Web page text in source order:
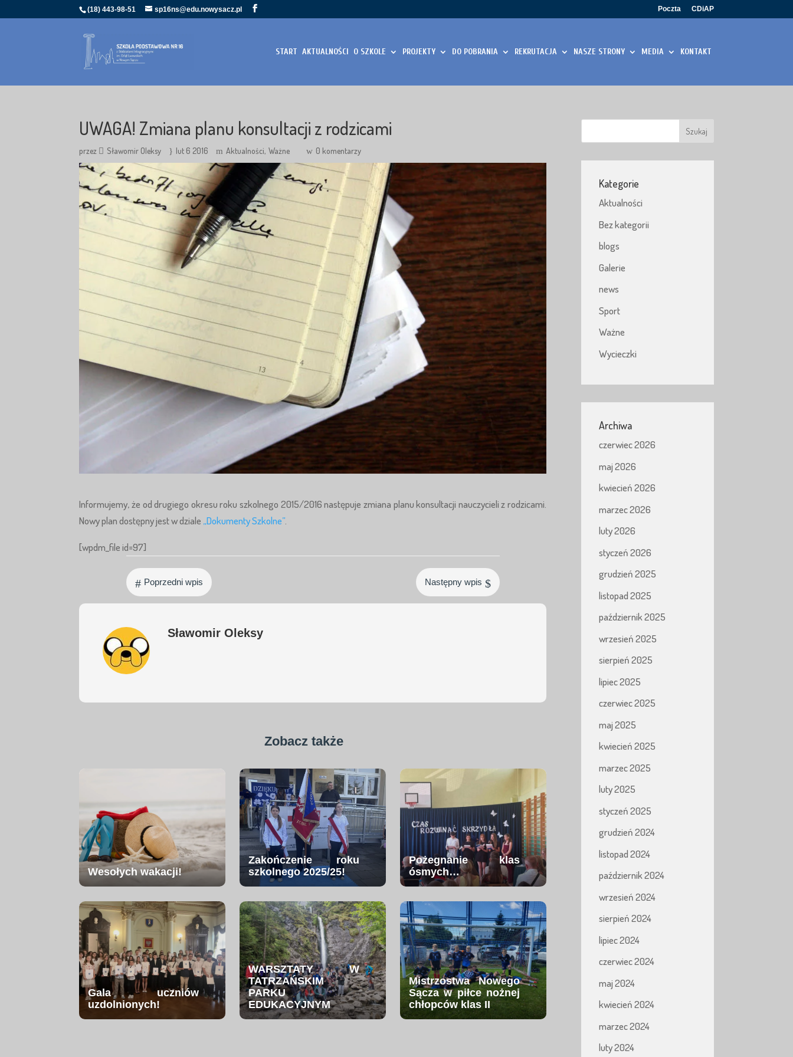
(18) 443-98-51 sp16ns@edu.nowysacz.pl Poczta CDiAP
START AKTUALNOŚCI O SZKOLE PROJEKTY DO POBRANIA REKRUTACJA NASZE STRONY MEDIA KONTAKT
UWAGA! Zmiana planu konsultacji z rodzicami
przez Sławomir Oleksy lut 6 2016 Aktualności Ważne 0 komentarzy
Informujemy, że od drugiego okresu roku szkolnego 2015/2016 następuje zmiana planu konsultacji nauczycieli z rodzicami.
Nowy plan dostępny jest w dziale „Dokumenty Szkolne”.
[wpdm_file id=97]
# Poprzedni wpis Następny wpis $
Sławomir Oleksy
Zobacz także
Wesołych wakacji!
Zakończenie roku
szkolnego 2025/25!
Pożegnanie klas
ósmych…
Gala uczniów
uzdolnionych!
WARSZTATY W
TATRZAŃSKIM
PARKU
EDUKACYJNYM
Mistrzostwa Nowego
Sącza w piłce nożnej
chłopców klas II
Kategorie
Aktualności
Bez kategorii
blogs
Galerie
news
Sport
Ważne
Wycieczki
Archiwa
czerwiec 2026
maj 2026
kwiecień 2026
marzec 2026
luty 2026
styczeń 2026
grudzień 2025
listopad 2025
październik 2025
wrzesień 2025
sierpień 2025
lipiec 2025
czerwiec 2025
maj 2025
kwiecień 2025
marzec 2025
luty 2025
styczeń 2025
grudzień 2024
listopad 2024
październik 2024
wrzesień 2024
sierpień 2024
lipiec 2024
czerwiec 2024
maj 2024
kwiecień 2024
marzec 2024
luty 2024